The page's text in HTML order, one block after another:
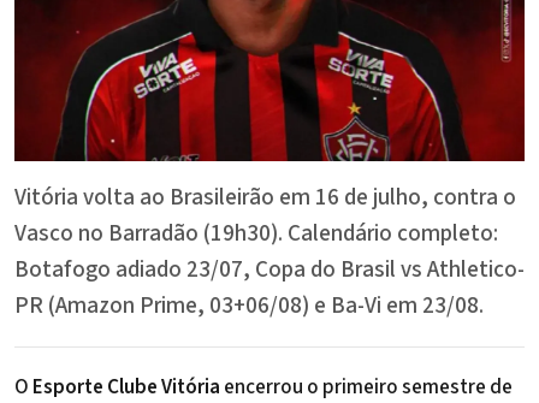
Vitória volta ao Brasileirão em 16 de julho, contra o
Vasco no Barradão (19h30). Calendário completo:
Botafogo adiado 23/07, Copa do Brasil vs Athletico-
PR (Amazon Prime, 03+06/08) e Ba-Vi em 23/08.
O Esporte Clube Vitória encerrou o primeiro semestre de